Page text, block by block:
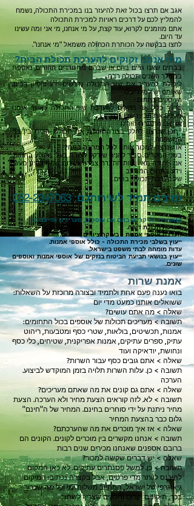
אגב אם תרצו בכול זאת להיעזר בנו במכירת התכולה, נשמח
להמליץ לכם על דרכים ראויות למכירת התכולה
אתם מוזמנים לקרוא, עוד קצת, על מי אנחנו, מי אני ומה עשינו
עד היום.
לחצו בבקשה על הכותרת הכחולה משמאל "מי אנחנו".
מתי אנחנו זקוקים להערכת תכולת הבית?
בבתים שאנו גרים בהם או שבהם מתגוררים ההורים, נאספת
במהלך השנים תכולה רבה.
ליכולת להעריך את שווי התכולה נדרשים ידע וניסיון רבים,
שאותם יש למעריכים
העוסקים בתחום.
בדרך כלל, אנו נזקקים להערכת שווי התכולה כאשר אנחנו
מפנים את הבית שבו גרנו
או שבו התגוררו הורינו.
ייתכן שנרצה לחלק בצורה הוגנת את תכולת הבית בין בני
המשפחה,
או שנרצה למכור אותה לכל המרבה במחיר.
בשני המקרים, סביר להניח שנדקק לעזרת בעלי מקצוע בתחום.
אני - יהודה מאי וצוות החברה צברנו עשרות שנות ניסיון מעשי
וידע בתחום המורכב
של הערכת תכולת בתים.
זמינים תמיד לשירותכם:052-2347063
הנושאים העיקריים בהם אנו עוסקים, מעריכים ומייעצים:
הערכת תכולת דירה.
הערכת אוספי אמנות - בעיקר ציורים ופסלים.
ייעוץ בשלבי מכירת התכולה - כולל אוספי אמנות.
עדות מומחה לבתי משפט בישראל.
ייעוץ בנושאי תביעת הביטוח בנזקים של אוספי אמנות ואוספים
שונים.
אמנת שרות
:בואו נענה פעם אחת ולתמיד ובצורה מרוכזת על השאלות
ששואלים אותנו כמעט מדי יום
?שאלה > מה אתם עושים
תשובה > מעריכים תכולות של אוספים בכול התחומים:
אמנות, תכשיטים, בולאות, שטרי כסף ומטבעות, ריהוט
עתיק, ספרים עתיקים, אמנות אפריקנית, שטיחים, כלי כסף
ונחושת, יודאיקה ועוד
?שאלה > אתם גובים כסף עבור השרות
.תשובה > כן. עלות השרות תלויה בזמן המוקדש לביצוע
הערכה
?שאלה > אתם גם קונים את מה שאתם מעריכים
תשובה > לא. לזה קוראים הצעת מחיר ולא הערכה. הצעת
מחיר ניתנת על ידי סוחרים בחינם. המחיר של ה"חינם"
גלום כבר בהצעת המחיר
?שאלה > אז איך מוכרים את מה שהערכתם
תשובה > אנחנו מקשרים בין מוכרים לקונים. הקונים הם
ברובם אספנים שאנחנו מכירים שנים רבות
?שאלה > יש דברים שקשה למכור
תשובה > כן. למשל פסנתרים עתיקים. לא כאן המקום
להיכנס ליותר מדי פרטים, אבל בקצרה נכתוב: המיקום
גיאוגרפי של ישראל, המחייב משלוח ימי וכל מה שכרוך
בכך, תיקונים יקרים וחלקים שצריך לשחזר